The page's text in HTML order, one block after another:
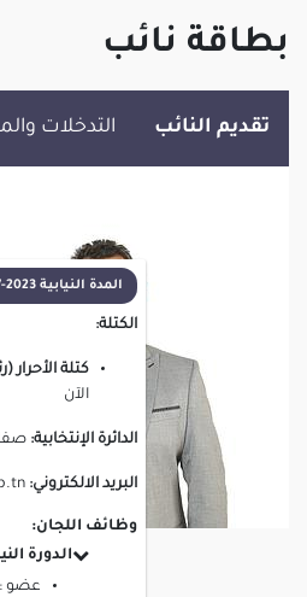
بطاقة نائب
تقديم النائب التدخلات
المدة النيابية 2023-2027
الكتلة:
كتلة
الآن
الدائرة الإنتخابية:
البريد الالكتروني: saber.masmoudi@arp.tn
وظائف اللجان:
الدورة النيابية
عضو :